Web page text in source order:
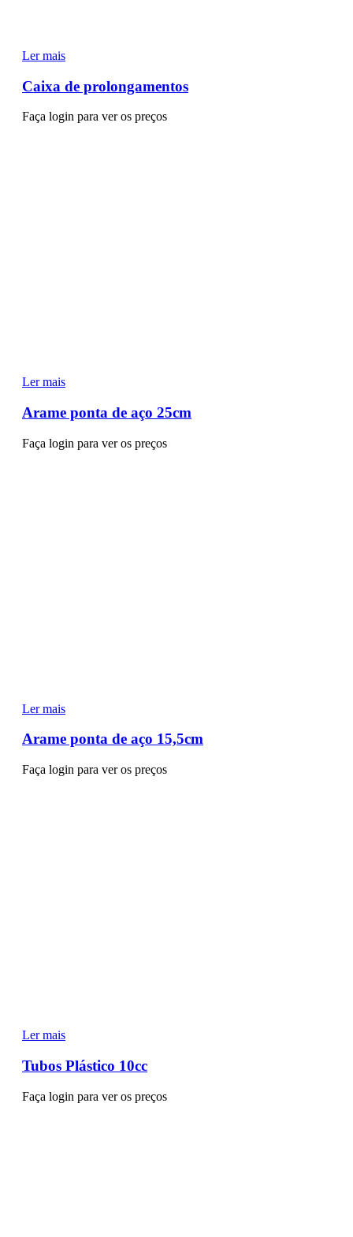
Ler mais
Caixa de prolongamentos
Faça login para ver os preços
Ler mais
Arame ponta de aço 25cm
Faça login para ver os preços
Ler mais
Arame ponta de aço 15,5cm
Faça login para ver os preços
Ler mais
Tubos Plástico 10cc
Faça login para ver os preços